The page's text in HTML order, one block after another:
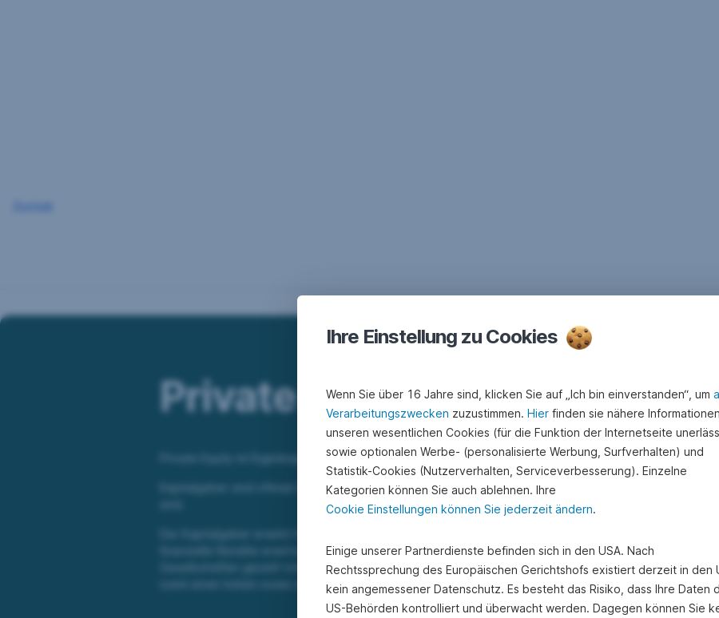
Private Equity
Private Equity ist Eigenkapital, das von privaten oder institutionellen Anlegern bereitgestellt wird.
Kapitalgeber sind oftmals Kapitalbeteiligungsgesellschaften, die genau auf diese Art der
finanzielle Rendite erwirtschaften. Um die Rendite so attraktiv wie nur möglich zu gestalten, suchen sich
Gesellschaften gezielt Unternehmen aus, die ein gutes Verhältnis zwischen Risiko und Rendite vorweisen
somit einen hohen sowie stabilen Cashflow haben.
Ihre Einstellung zu Cookies
Wenn Sie über 16 Jahre sind, klicken Sie auf „Ich bin einverstanden“, um
Verarbeitungszwecken zuzustimmen. Hier finden sie nähere
unseren wesentlichen Cookies (für die Funktion der Internetseite
sowie optionalen Werbe- (personalisierte Werbung, Surfverhalten) und
Statistik-Cookies (Nutzerverhalten, Serviceverbesserung). Einzelne
Kategorien können Sie auch ablehnen. Ihre
Cookie Einstellungen können Sie jederzeit ändern.
Einige unserer Partnerdienste befinden sich in den USA. Nach
Rechtssprechung des Europäischen Gerichtshofs existiert derzeit in den
kein angemessener Datenschutz. Es besteht das Risiko, dass Ihre Daten
US-Behörden kontrolliert und überwacht werden. Dagegen können Sie